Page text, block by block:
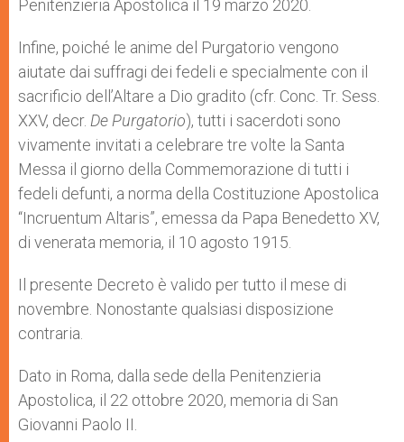
Penitenzieria Apostolica il 19 marzo 2020.
Infine, poiché le anime del Purgatorio vengono
aiutate dai suffragi dei fedeli e specialmente con il
sacrificio dell’Altare a Dio gradito (cfr. Conc. Tr. Sess.
XXV, decr. De Purgatorio), tutti i sacerdoti sono
vivamente invitati a celebrare tre volte la Santa
Messa il giorno della Commemorazione di tutti i
fedeli defunti, a norma della Costituzione Apostolica
“Incruentum Altaris”, emessa da Papa Benedetto XV,
di venerata memoria, il 10 agosto 1915.
Il presente Decreto è valido per tutto il mese di
novembre. Nonostante qualsiasi disposizione
contraria.
Dato in Roma, dalla sede della Penitenzieria
Apostolica, il 22 ottobre 2020, memoria di San
Giovanni Paolo II.